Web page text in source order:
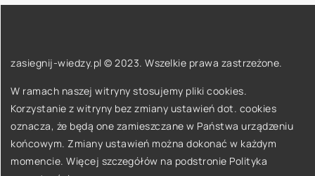
zasiegnij-wiedzy.pl © 2023. Wszelkie prawa zastrzeżone.
W ramach naszej witryny stosujemy pliki cookies.
Korzystanie z witryny bez zmiany ustawień dot. cookies
oznacza, że będą one zamieszczane w Państwa urządzeniu
końcowym. Zmiany ustawień można dokonać w każdym
momencie. Więcej szczegółów na podstronie Polityka